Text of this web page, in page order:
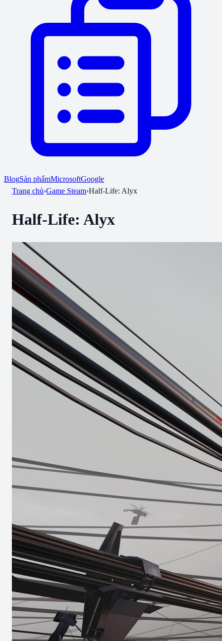
BlogSản phẩmMicrosoftGoogle
Trang chủ›Game Steam›Half-Life: Alyx
Half-Life: Alyx